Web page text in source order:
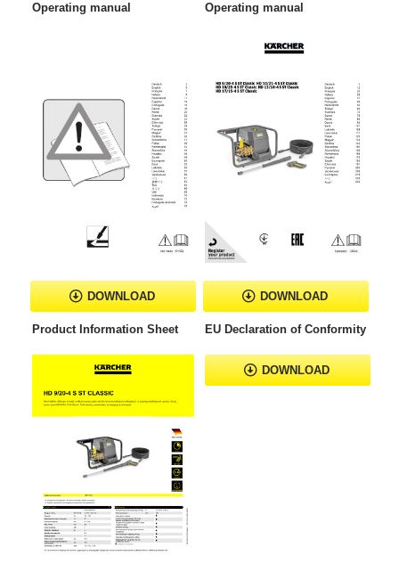
Operating manual
DOWNLOAD
Operating manual
DOWNLOAD
Product Information Sheet EU Declaration of Conformity
DOWNLOAD